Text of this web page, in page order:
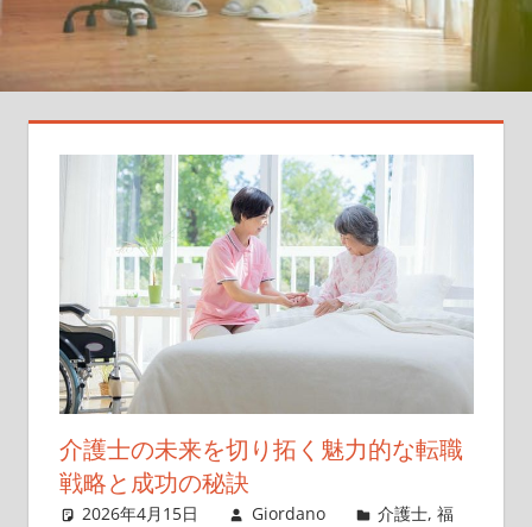
介護士の未来を切り拓く魅力的な転職
戦略と成功の秘訣
2026年4月15日 Giordano 介護士,福